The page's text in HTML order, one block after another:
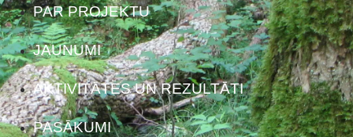
PAR PROJEKTU
JAUNUMI
AKTIVITĀTES UN REZULTĀTI
PASĀKUMI